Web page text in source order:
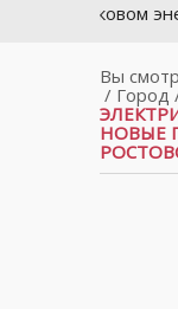
пусковом
Вы
/ Город
НОВЫЕ